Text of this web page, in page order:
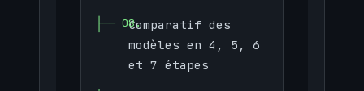
Comparatif des
modèles en 4, 5, 6
et 7 étapes